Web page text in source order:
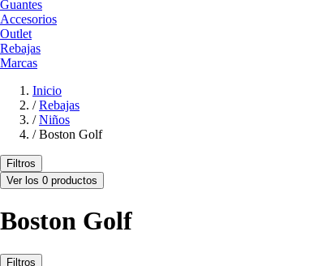
Guantes
Accesorios
Outlet
Rebajas
Marcas
Inicio
/ Rebajas
/ Niños
/ Boston Golf
Filtros
Ver los 0 productos
Boston Golf
Filtros